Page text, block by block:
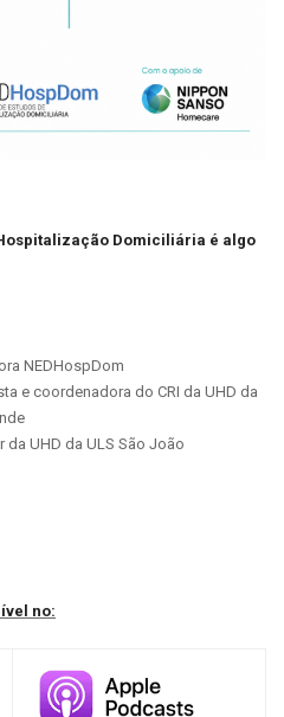
Domiciliária é algo
NEDHospDom
e coordenadora do CRI da UHD da
da UHD da ULS São João
no: